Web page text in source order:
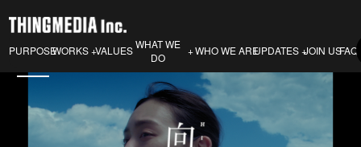
PURPOSEWORKS VALUES WHAT WE
DO
WHO WE AREUPDATES JOIN USFAQ